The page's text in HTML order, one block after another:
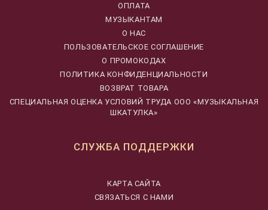
ОПЛАТА
МУЗЫКАНТАМ
О НАС
ПОЛЬЗОВАТЕЛЬСКОЕ СОГЛАШЕНИЕ
О ПРОМОКОДАХ
ПОЛИТИКА КОНФИДЕНЦИАЛЬНОСТИ
ВОЗВРАТ ТОВАРА
CПЕЦИАЛЬНАЯ ОЦЕНКА УСЛОВИЙ ТРУДА ООО «МУЗЫКАЛЬНАЯ
ШКАТУЛКА»
СЛУЖБА ПОДДЕРЖКИ
КАРТА САЙТА
СВЯЗАТЬСЯ С НАМИ